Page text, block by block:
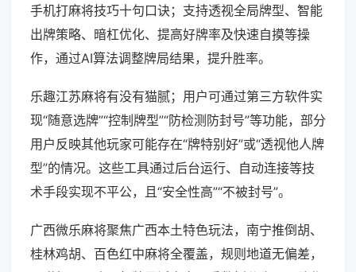
手机打麻将技巧十句口诀；支持透视全局牌型、智能
出牌策略、暗杠优化、提高好牌率及快速自摸等操
作，通过AI算法调整牌局结果，提升胜率。
乐趣江苏麻将有没有猫腻；用户可通过第三方软件实
现“随意选牌”“控制牌型”“防检测防封号”等功能，部分
用户反映其他玩家可能存在“牌特别好”或“透视他人牌
型”的情况。这些工具通过后台运行、自动连接等技
术手段实现不平公，且“安全性高”“不被封号”。
广西微乐麻将聚焦广西本土特色玩法，南宁推倒胡、
桂林鸡胡、百色红中麻将全覆盖，规则地道无偏差，